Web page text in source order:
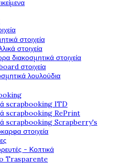
στοιχεία
στοιχεία
διακοσμητικά στοιχεία
στοιχεία
λουλούδια
scrapbooking ITD
scrapbooking RePrint
scrapbooking Scrapberry's
στοιχεία
- Κοπτικά
Trasparente